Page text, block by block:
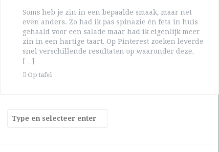
Soms heb je zin in een bepaalde smaak, maar net
even anders. Zo had ik pas spinazie én feta in huis
gehaald voor een salade maar had ik eigenlijk meer
zin in een hartige taart. Op Pinterest zoeken leverde
snel verschillende resultaten op waaronder deze.
[…]
Op tafel